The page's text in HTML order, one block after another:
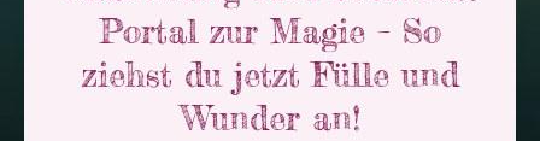
Portal zur Magie – So
ziehst du jetzt Fülle und
Wunder an!